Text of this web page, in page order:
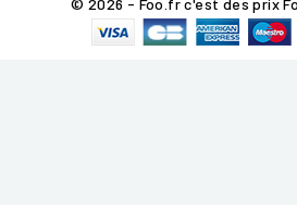
© 2026 - Foo.fr c'est des prix